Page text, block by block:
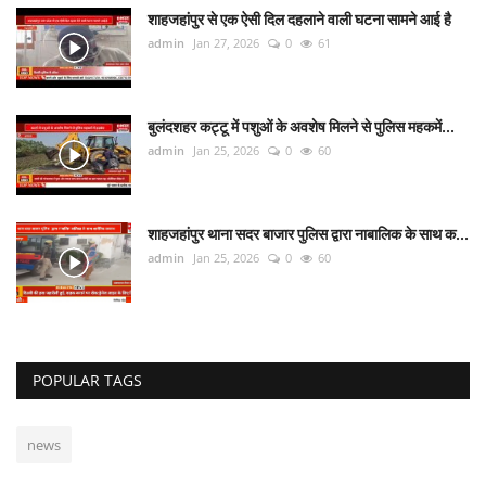
शाहजहांपुर से एक ऐसी दिल दहलाने वाली घटना सामने आई है
admin Jan 27, 2026 0 61
बुलंदशहर कट्टू में पशुओं के अवशेष मिलने से पुलिस महकमें...
admin Jan 25, 2026 0 60
शाहजहांपुर थाना सदर बाजार पुलिस द्वारा नाबालिक के साथ क...
admin Jan 25, 2026 0 60
POPULAR TAGS
news